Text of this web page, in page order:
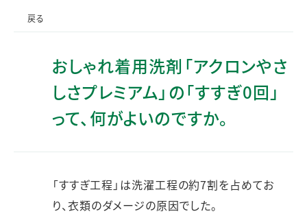
戻る
おしゃれ着用洗剤「アクロンやさ
しさプレミアム」の「すすぎ0回」
って、何がよいのですか。
「すすぎ工程」は洗濯工程の約7割を占めてお
り、衣類のダメージの原因でした。